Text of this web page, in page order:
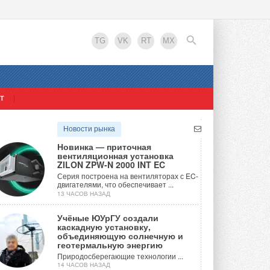
TG VK RT MX
EN
Новости рынка
Новинка — приточная
вентиляционная установка
ZILON ZPW-N 2000 INT EC
Серия построена на вентиляторах с EC-
двигателями, что обеспечивает ...
13 ЧАСОВ НАЗАД
Учёные ЮУрГУ создали
каскадную установку,
объединяющую солнечную и
геотермальную энергию
Природосберегающие технологии ...
14 ЧАСОВ НАЗАД